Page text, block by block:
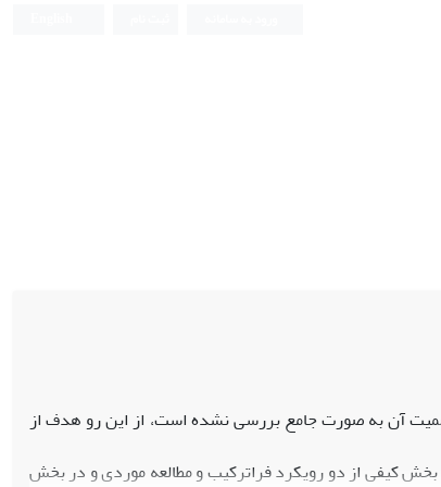
آن به صورت جامع بررسی نشده است، از این رو هدف از
کیفی از دو رویکرد فراترکیب و مطالعه موردی و در بخش